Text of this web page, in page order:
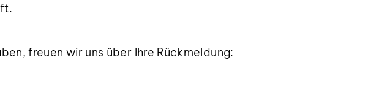
freuen wir uns über Ihre Rückmeldung: